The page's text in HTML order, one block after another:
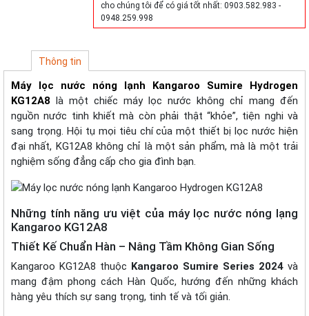
cho chúng tôi để có giá tốt nhất: 0903.582.983 -
0948.259.998
Thông tin
Máy lọc nước nóng lạnh Kangaroo Sumire Hydrogen
KG12A8 là một chiếc máy lọc nước không chỉ mang đến
nguồn nước tinh khiết mà còn phải thật “khỏe”, tiện nghi và
sang trọng. Hội tụ mọi tiêu chí của một thiết bị lọc nước hiện
đại nhất, KG12A8 không chỉ là một sản phẩm, mà là một trải
nghiệm sống đẳng cấp cho gia đình bạn.
Những tính năng ưu việt của máy lọc nước nóng lạng
Kangaroo KG12A8
Thiết Kế Chuẩn Hàn – Nâng Tầm Không Gian Sống
Kangaroo KG12A8 thuộc Kangaroo Sumire Series 2024 và
mang đậm phong cách Hàn Quốc, hướng đến những khách
hàng yêu thích sự sang trọng, tinh tế và tối giản.